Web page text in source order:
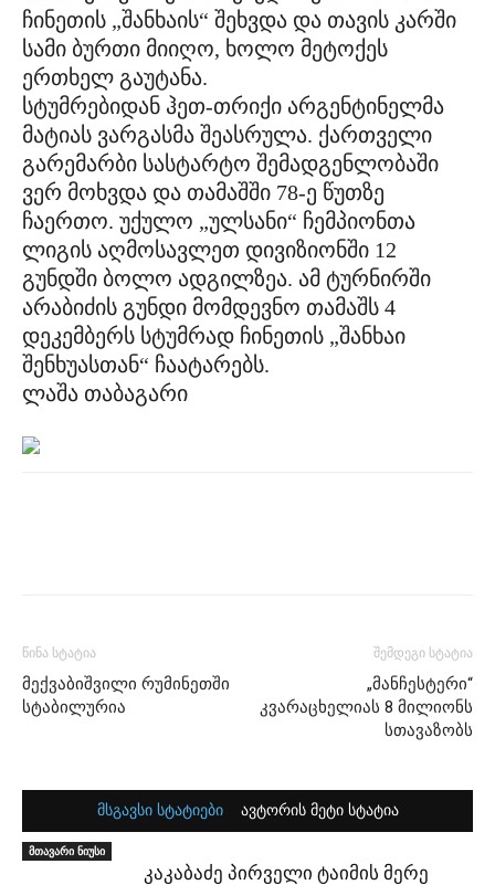
ჩინეთის „შანხაის“ შეხვდა და თავის კარში
სამი ბურთი მიიღო, ხოლო მეტოქეს
ერთხელ გაუტანა.
სტუმრებიდან ჰეთ-თრიქი არგენტინელმა
მატიას ვარგასმა შეასრულა. ქართველი
გარემარბი სასტარტო შემადგენლობაში
ვერ მოხვდა და თამაშში 78-ე წუთზე
ჩაერთო. უქულო „ულსანი“ ჩემპიონთა
ლიგის აღმოსავლეთ დივიზიონში 12
გუნდში ბოლო ადგილზეა. ამ ტურნირში
არაბიძის გუნდი მომდევნო თამაშს 4
დეკემბერს სტუმრად ჩინეთის „შანხაი
შენხუასთან“ ჩაატარებს.
ლაშა თაბაგარი
წინა სტატია
მექვაბიშვილი რუმინეთში
სტაბილურია
შემდეგი სტატია
„მანჩესტერი“
კვარაცხელიას 8 მილიონს
სთავაზობს
მსგავსი სტატიები ავტორის მეტი სტატია
მთავარი ნიუსი
კაკაბაძე პირველი ტაიმის მერე